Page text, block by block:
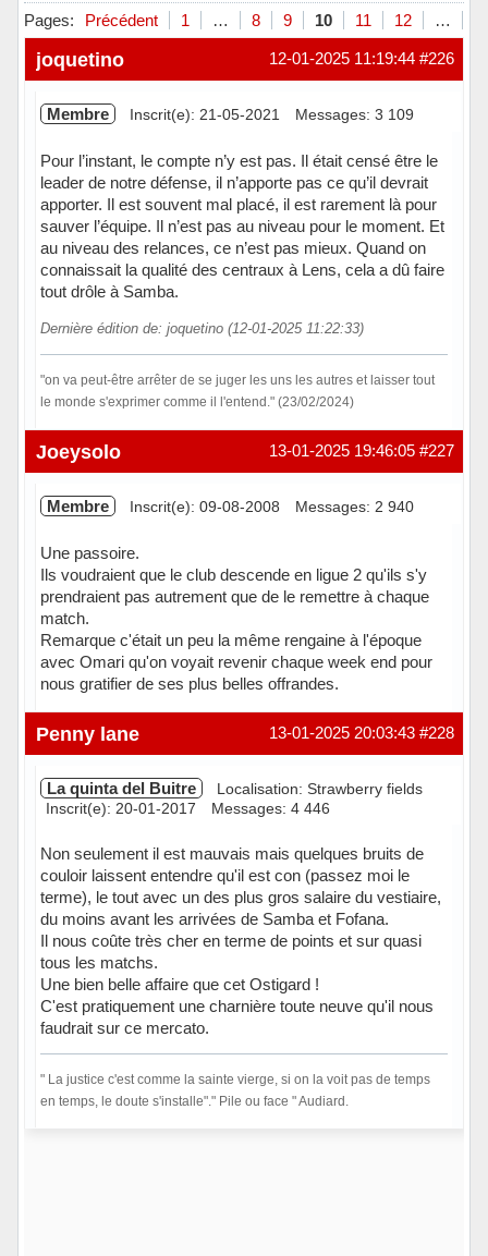
Pages: Précédent 1 … 8 9 10 11 12 …
#226
12-01-2025 11:19:44
joquetino
Membre Inscrit(e): 21-05-2021 Messages: 3 109
Pour l’instant, le compte n’y est pas. Il était censé être le
leader de notre défense, il n’apporte pas ce qu’il devrait
apporter. Il est souvent mal placé, il est rarement là pour
sauver l’équipe. Il n’est pas au niveau pour le moment. Et
au niveau des relances, ce n’est pas mieux. Quand on
connaissait la qualité des centraux à Lens, cela a dû faire
tout drôle à Samba.
Dernière édition de: joquetino (12-01-2025 11:22:33)
"on va peut-être arrêter de se juger les uns les autres et laisser tout
le monde s'exprimer comme il l'entend." (23/02/2024)
Hors ligne #227
13-01-2025 19:46:05
Joeysolo
Membre Inscrit(e): 09-08-2008 Messages: 2 940
Une passoire.
Ils voudraient que le club descende en ligue 2 qu'ils s'y
prendraient pas autrement que de le remettre à chaque
match.
Remarque c'était un peu la même rengaine à l'époque
avec Omari qu'on voyait revenir chaque week end pour
nous gratifier de ses plus belles offrandes.
Hors ligne #228
13-01-2025 20:03:43
Penny lane
La quinta del Buitre
Localisation: Strawberry fields
Inscrit(e): 20-01-2017
Messages: 4 446
Non seulement il est mauvais mais quelques bruits de
couloir laissent entendre qu'il est con (passez moi le
terme), le tout avec un des plus gros salaire du vestiaire,
du moins avant les arrivées de Samba et Fofana.
Il nous coûte très cher en terme de points et sur quasi
tous les matchs.
Une bien belle affaire que cet Ostigard !
C'est pratiquement une charnière toute neuve qu'il nous
faudrait sur ce mercato.
" La justice c'est comme la sainte vierge, si on la voit pas de temps
en temps, le doute s'installe"." Pile ou face " Audiard.